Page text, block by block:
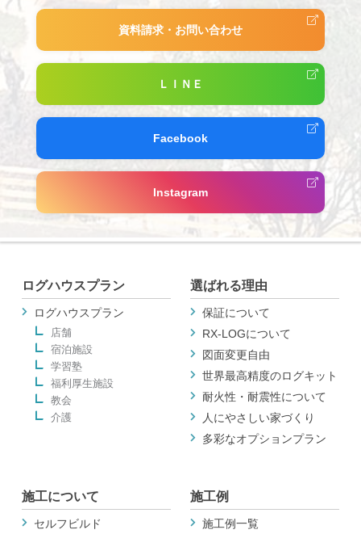
資料請求・お問い合わせ
ＬＩＮＥ
Facebook
Instagram
ログハウスプラン
ログハウスプラン
店舗
宿泊施設
学習塾
福利厚生施設
教会
介護
選ばれる理由
保証について
RX-LOGについて
図面変更自由
世界最高精度のログキット
耐火性・耐震性について
人にやさしい家づくり
多彩なオプションプラン
施工について
セルフビルド
施工例
施工例一覧